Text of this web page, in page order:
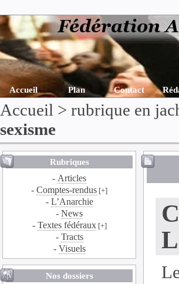
Accueil Plan Contact
Accueil >rubrique en
sexisme
Rubriques
- Articles
-Comptes-rendus [+]
- L’Anarchie
-News
- Textes fédéraux[+]
- Tracts
- Visuels
Nos dossiers